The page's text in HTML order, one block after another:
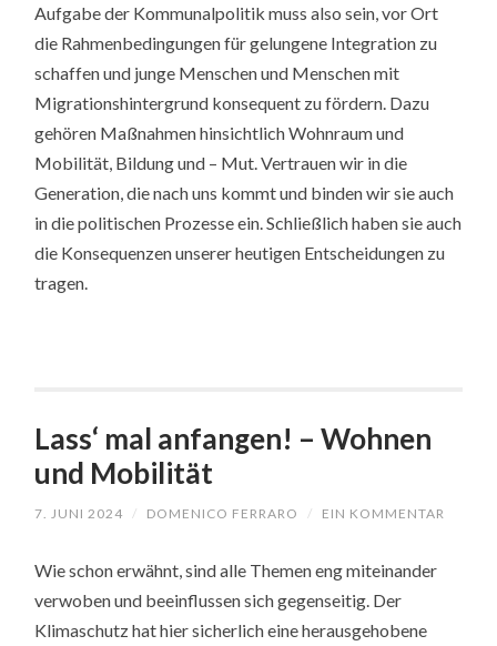
Aufgabe der Kommunalpolitik muss also sein, vor Ort
die Rahmenbedingungen für gelungene Integration zu
schaffen und junge Menschen und Menschen mit
Migrationshintergrund konsequent zu fördern. Dazu
gehören Maßnahmen hinsichtlich Wohnraum und
Mobilität, Bildung und – Mut. Vertrauen wir in die
Generation, die nach uns kommt und binden wir sie auch
in die politischen Prozesse ein. Schließlich haben sie auch
die Konsequenzen unserer heutigen Entscheidungen zu
tragen.
Lass‘ mal anfangen! – Wohnen
und Mobilität
7. JUNI 2024 / DOMENICO FERRARO / EIN KOMMENTAR
Wie schon erwähnt, sind alle Themen eng miteinander
verwoben und beeinflussen sich gegenseitig. Der
Klimaschutz hat hier sicherlich eine herausgehobene